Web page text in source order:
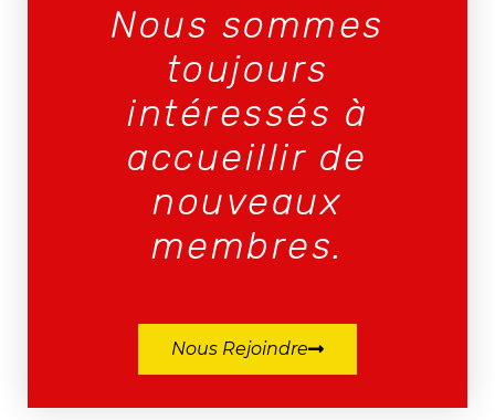
Nous sommes
toujours
intéressés à
accueillir de
nouveaux
membres.
Nous Rejoindre